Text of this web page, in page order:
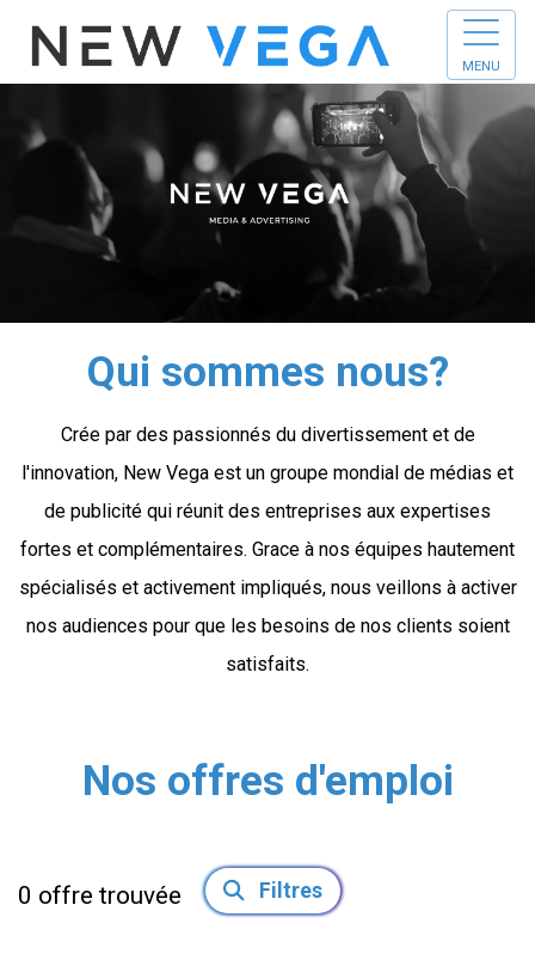
MENU
Qui sommes nous?
Crée par des passionnés du divertissement et de
l'innovation, New Vega est un groupe mondial de médias et
de publicité qui réunit des entreprises aux expertises
fortes et complémentaires. Grace à nos équipes hautement
spécialisés et activement impliqués, nous veillons à activer
nos audiences pour que les besoins de nos clients soient
satisfaits.
Nos offres d'emploi
0 offre trouvée Filtres